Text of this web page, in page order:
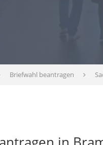
Briefwahl beantragen